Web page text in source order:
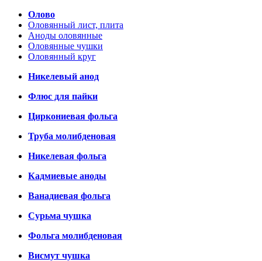
Олово
Оловянный лист, плита
Аноды оловянные
Оловянные чушки
Оловянный круг
Никелевый анод
Флюс для пайки
Циркониевая фольга
Труба молибденовая
Никелевая фольга
Кадмиевые аноды
Ванадиевая фольга
Сурьма чушка
Фольга молибденовая
Висмут чушка